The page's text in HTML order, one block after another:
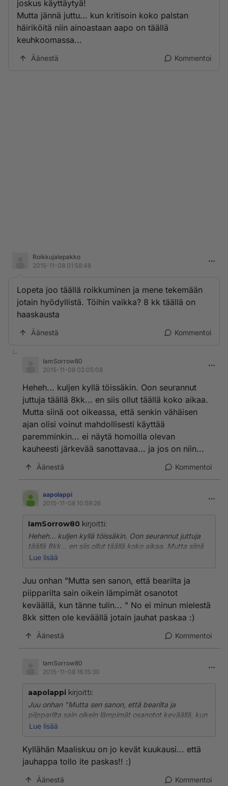
joskus käyttäytyä!
Mutta jännä juttu... kun kritisoin koko palstan
häiriköitä niin ainoastaan aapo on täällä
keuhkoomassa...
Äänestä Kommentoi
Roikkujalepakko
2015-11-08 01:58:48
Lopeta joo täällä roikkuminen ja mene tekemään
jotain hyödyllistä. Töihin vaikka? 8 kk täällä on
haaskausta
Äänestä Kommentoi
IamSorrow80
2015-11-08 02:05:08
Heheh... kuljen kyllä töissäkin. Oon seurannut
juttuja täällä 8kk... en siis ollut täällä koko aikaa.
Mutta siinä oot oikeassa, että senkin vähäisen
ajan olisi voinut mahdollisesti käyttää
paremminkin... ei näytä homoilla olevan
kauheesti järkevää sanottavaa... ja jos on niin...
Äänestä Kommentoi
aapolappi
2015-11-08 10:59:26
IamSorrow80 kirjoitti:
Heheh... kuljen kyllä töissäkin. Oon seurannut juttuja
täällä 8kk... en siis ollut täällä koko aikaa. Mutta siinä
oot oikeassa, että senkin vähäisen ajan olisi voinut
olevan kauheesti järkevää sanottavaa... ja jos on niin...
Lue lisää
Juu onhan "Mutta sen sanon, että bearilta ja
piipparilta sain oikein lämpimät osanotot
keväällä, kun tänne tulin... " No ei minun mielestä
8kk sitten ole keväällä jotain jauhat paskaa :)
Äänestä Kommentoi
IamSorrow80
2015-11-08 16:15:30
aapolappi kirjoitti:
Juu onhan "Mutta sen sanon, että bearilta ja
piipparilta sain oikein lämpimät osanotot keväällä, kun
tänne tulin... " No ei minun mielestä 8kk sitten ole
Lue lisää
Kyllähän Maaliskuu on jo kevät kuukausi... että
jauhappa tollo ite paskas!! :)
Äänestä Kommentoi